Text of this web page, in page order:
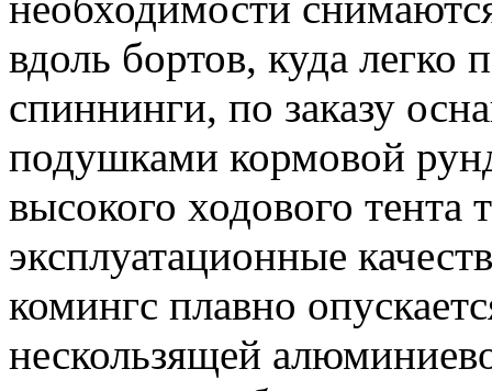
вдоль бортов, куда легко
спиннинги, по заказу
подушками кормовой
высокого ходового
эксплуатационные
комингс плавно
нескользящей